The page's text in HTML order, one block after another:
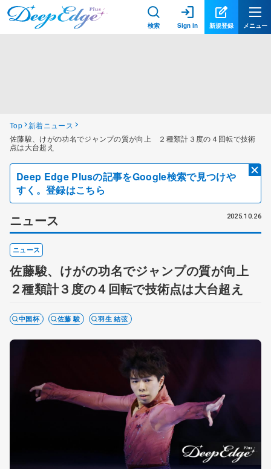
検索 Sign in 新規登録 メニュー
Top 新着ニュース
佐藤駿、けがの功名でジャンプの質が向上 ２種類計３度の４回転で技術
点は大台超え
Deep Edge Plusの記事をGoogle検索で見つけや
すく。登録はこちら
ニュース 2025.10.26
ニュース
佐藤駿、けがの功名でジャンプの質が向上
２種類計３度の４回転で技術点は大台超え
中国杯 佐藤 駿 羽生 結弦